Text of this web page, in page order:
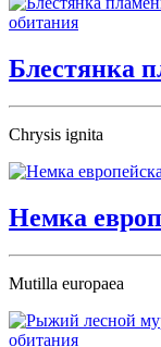
Блестянка
Chrysis ignita
Немка
Mutilla europaea